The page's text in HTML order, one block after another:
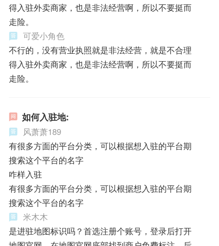
得入驻外卖商家，也是非法经营啊，所以不要挺而
走险。
可爱小角色
不行的，没有营业执照就是非法经营，就是不合理
得入驻外卖商家，也是非法经营啊，所以不要挺而
走险。
如何入驻地:
风萧萧189
有很多方面的平台分类，可以根据想入驻的平台期
搜索这个平台的名字
咋样入驻
有很多方面的平台分类，可以根据想入驻的平台期
搜索这个平台的名字
米木木
是进驻地图标识吗？首选注册个账号，登录后打开